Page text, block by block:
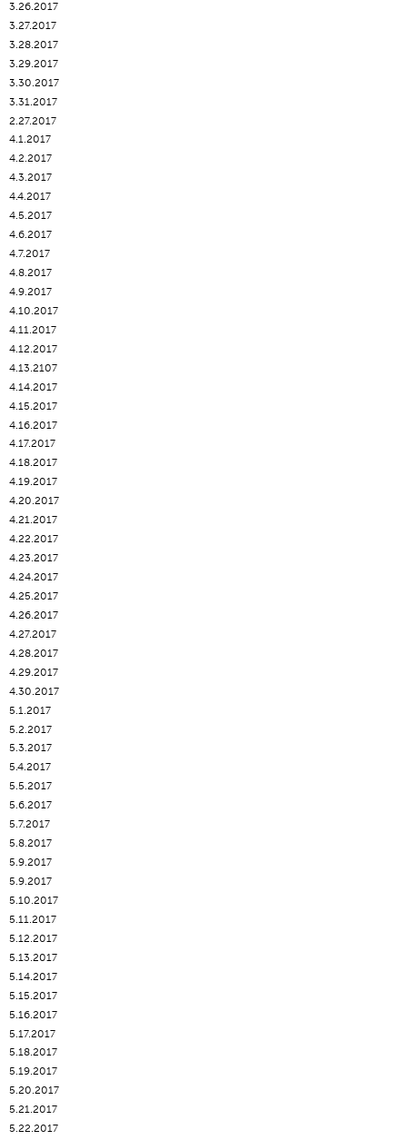
3.26.2017
3.27.2017
3.28.2017
3.29.2017
3.30.2017
3.31.2017
2.27.2017
4.1.2017
4.2.2017
4.3.2017
4.4.2017
4.5.2017
4.6.2017
4.7.2017
4.8.2017
4.9.2017
4.10.2017
4.11.2017
4.12.2017
4.13.2107
4.14.2017
4.15.2017
4.16.2017
4.17.2017
4.18.2017
4.19.2017
4.20.2017
4.21.2017
4.22.2017
4.23.2017
4.24.2017
4.25.2017
4.26.2017
4.27.2017
4.28.2017
4.29.2017
4.30.2017
5.1.2017
5.2.2017
5.3.2017
5.4.2017
5.5.2017
5.6.2017
5.7.2017
5.8.2017
5.9.2017
5.9.2017
5.10.2017
5.11.2017
5.12.2017
5.13.2017
5.14.2017
5.15.2017
5.16.2017
5.17.2017
5.18.2017
5.19.2017
5.20.2017
5.21.2017
5.22.2017